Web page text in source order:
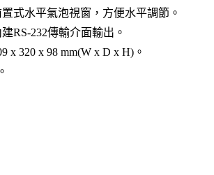
式水平氣泡視窗，方便水平調節。
RS-232傳輸介面輸出。
x 320 x 98 mm(W x D x H)。